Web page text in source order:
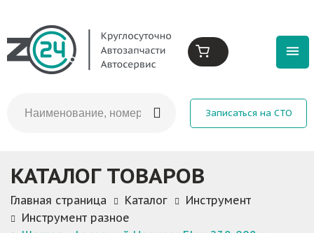
Записаться на СТО
КАТАЛОГ ТОВАРОВ
Главная страница Каталог
Инструмент
Инструмент разное